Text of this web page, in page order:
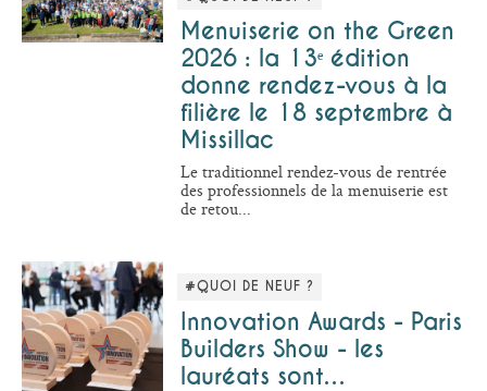
Menuiserie on the Green
2026 : la 13ᵉ édition
donne rendez-vous à la
filière le 18 septembre à
Missillac
Le traditionnel rendez-vous de rentrée
des professionnels de la menuiserie est
de retou...
#QUOI DE NEUF ?
Innovation Awards - Paris
Builders Show - les
lauréats sont…